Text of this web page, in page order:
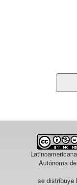
un
Autónoma
se distribuye